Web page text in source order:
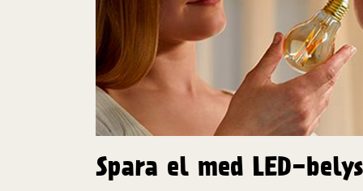
Skyddsklass: IP44 - inom- och
CE-märkt
Mått
Ljusslingans längd: 29,85 m
Anslutningskabelns längd: 5 m
Total längd: 34,85 m
Lampavstånd: 10 cm
Spara el med LED-